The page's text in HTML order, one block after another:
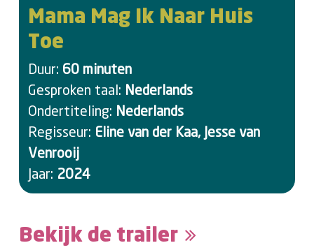
Mama Mag Ik Naar Huis
Toe
Duur: 60 minuten
Gesproken taal: Nederlands
Ondertiteling: Nederlands
Regisseur: Eline van der Kaa, Jesse van
Venrooij
Jaar: 2024
Bekijk de trailer